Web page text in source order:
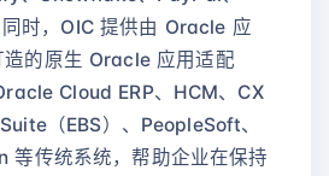
时，OIC 提供由 Oracle 应
造的原生 Oracle 应用适配
Cloud ERP、HCM、CX
（EBS）、PeopleSoft、
等传统系统，帮助企业在保持